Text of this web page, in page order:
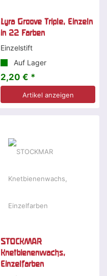
Lyra Groove Triple, Einzeln
in 22 Farben
Einzelstift
Auf Lager
2,20 € *
Artikel anzeigen
STOCKMAR
Knetbienenwachs,
Einzelfarben